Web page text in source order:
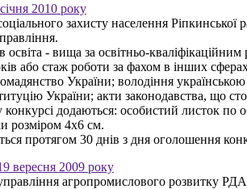
2010 року
захисту населення
- вища за освітньо-
або стаж роботи за фахом в інших
України; володіння
України; акти законодавства, що
додаються: особистий листок по
розміром 4х6 см.
протягом 30 днів з дня оголошення
вересня 2009 року
агропромислового розвитку